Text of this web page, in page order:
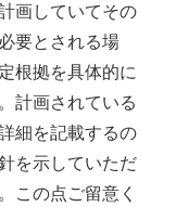
画していてその
要とされる場
根拠を具体的に
計画されている
細を記載するの
を示していただ
この点ご留意く